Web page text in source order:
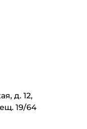
д. 12,
19/64